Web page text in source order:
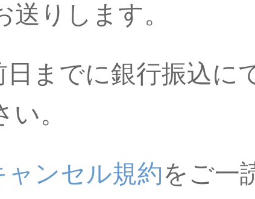
送りします。
日までに銀行振込に
い。
ャンセル規約をご一